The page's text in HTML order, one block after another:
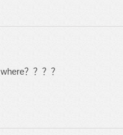
where？？？？